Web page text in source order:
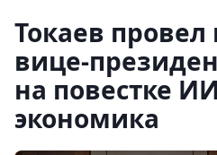
Токаев провел
вице-
на повестке
экономика